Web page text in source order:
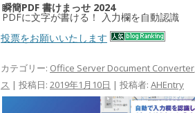
瞬簡PDF 書けまっせ 2024
PDFに文字が書ける！ 入力欄を自動認識
投票をお願いいたします
カテゴリー: Office Server Document Converter
ス | 投稿日: 2019年1月10日 | 投稿者: AHEntry